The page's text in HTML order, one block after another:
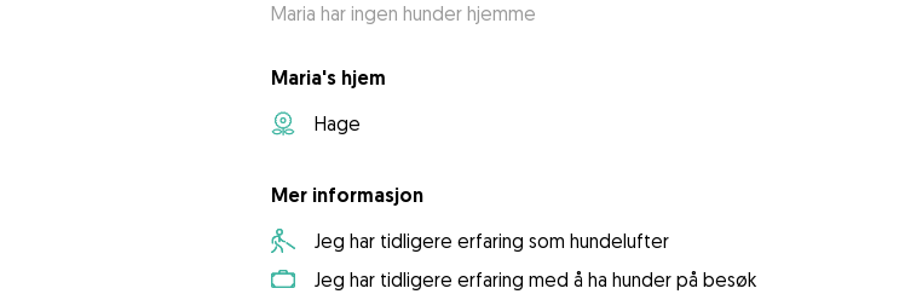
Maria har ingen hunder hjemme
Maria's hjem
Hage
Mer informasjon
Jeg har tidligere erfaring som hundelufter
Jeg har tidligere erfaring med å ha hunder på besøk